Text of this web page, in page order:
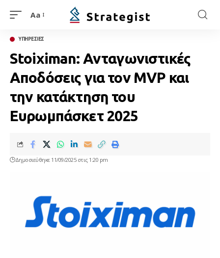
Aa
ΥΠΗΡΕΣΙΕΣ
Stoiximan: Ανταγωνιστικές
Αποδόσεις για τον MVP και
την κατάκτηση του
Ευρωμπάσκετ 2025
Δημοσιεύθηκε 11/09/2025 στις 1:20 pm